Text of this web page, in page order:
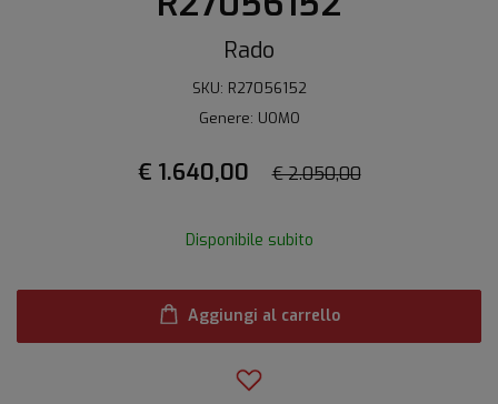
Rado
SKU: R27056152
Genere: UOMO
€ 1.640,00 € 2.050,00
Disponibile subito
Aggiungi al carrello